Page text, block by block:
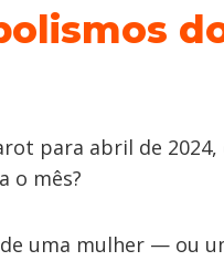
para abril de
o mês?
de uma mulher — ou